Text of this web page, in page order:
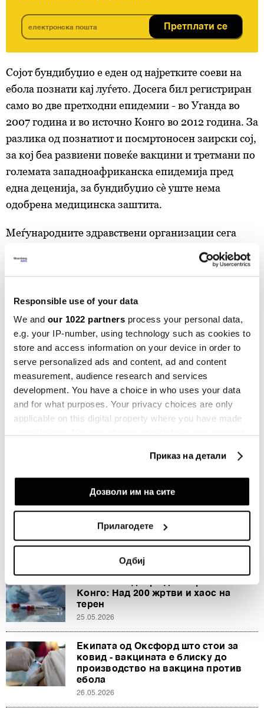
Responsible use of your data
We and our 1022 partners process your personal data,
e.g. your IP-number, using technology such as cookies to
store and access information on your device in order to
serve personalized ads and content, ad and content
measurement, audience research and services
development. You have a choice in who uses your data
and for what purposes. Your privacy choices are only
applicable on this digital property where you have made
If you allow, we would also like to:
Collect information about your geographical
Identify your device by actively scanning it for
specific characteristics (fingerprinting)
Find out more about how your personal data is processed
and set your preferences in thedetails section.
Заедничките ракувачи се HD-WIN ARENA SPORT
d.o.o. иПертнери. Повеќе за податоците кои ги
обработуваме како и за вашите права прочитајте во
нашата Политика на приватност, а за колачињата и
други слични технологии во
. Колачињата во кој било момент можете
повторно да ги ажурирате со клик на „Прикажи ги
Приказ на детали
Дозволи им на сите
Прилагодете
Одбиј
Претплати се
Сојотбундибуџио е еден од најретките соеви на
ебола познати кај луѓето. Досега бил регистриран
само во две претходни епидемии - во Уганда во
2007 година и во источно Конго во 2012 година. За
разлика од познатиот и посмртоносен заирски сој,
за кој беа развиени повеќе вакцини и третмани по
големата западноафриканска епидемија пред
една деценија, за бундибуџио сè уште нема
одобрена медицинска заштита.
Меѓународните здравствени организации сега
повикуваат на итни клинички испитувања на
експериментални вакцини и терапии, меѓу кои се
неколку кандидат-вакцини развиени од
универзитетски и фармацевтски истражувачки
центри.
Експертите предупредуваат дека намалувањето на
странската помош и програмите за следење
заразни болести може дополнително да ја ослабне
способноста за брз одговор во ранливите региони
на Африка, додека Конго и натаму се соочува со
и ограничен пристап до здравствена заштита.
ВИРУС СЗО
ВОНРЕДНА СОСТОЈБА
УГАНДА
Еболата надвор од контрола во
Конго: Над 200 жртви и хаос на
терен
25.05.2026
Екипата од Оксфорд што стои за
ковид - вакцината е блиску до
производство на вакцина против
ебола
26.05.2026